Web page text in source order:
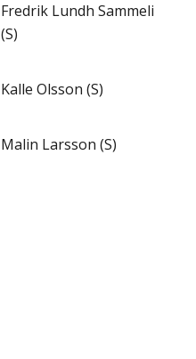
Fredrik Lundh Sammeli
(S)
Kalle Olsson (S)
Malin Larsson (S)